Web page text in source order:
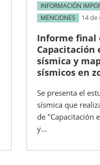
INFORMACIÓN
MENCIONES
14 de
Informe final
Capacitación
sísmica y
sísmicos en
Se presenta el
sísmica que
de "Capacitación
y...